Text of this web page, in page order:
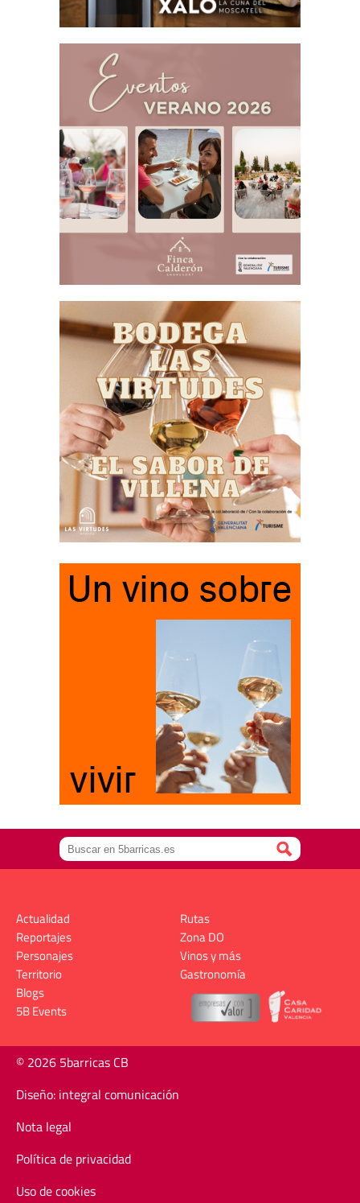
Actualidad
Reportajes
Personajes
Territorio
Rutas
Zona DO
Vinos y más
Gastronomía
Blogs
5B Events
© 2026 5barricas CB
Diseño: integral comunicación
Nota legal
Política de privacidad
Uso de cookies